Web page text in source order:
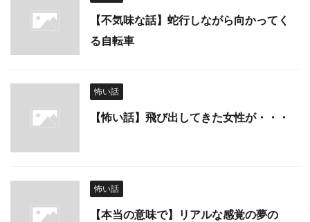
【不気味な話】蛇行しながら向かってく
る自転車
怖い話
【怖い話】飛び出してきた女性が・・・
怖い話
【本当の意味で】リアルな感覚の夢の